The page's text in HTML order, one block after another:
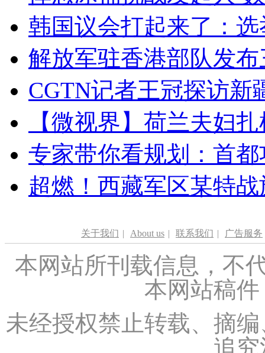
韩国议会打起来了：
解放军驻香港部队发
CGTN记者王冠探访新
【微视界】荷兰夫妇
专家带你看规划：首
超燃！西藏军区某特
关于我们 | About us | 联系我们 | 广告服务
本网站所刊载信息，不
本网站稿
未经授权禁止转载、摘
追